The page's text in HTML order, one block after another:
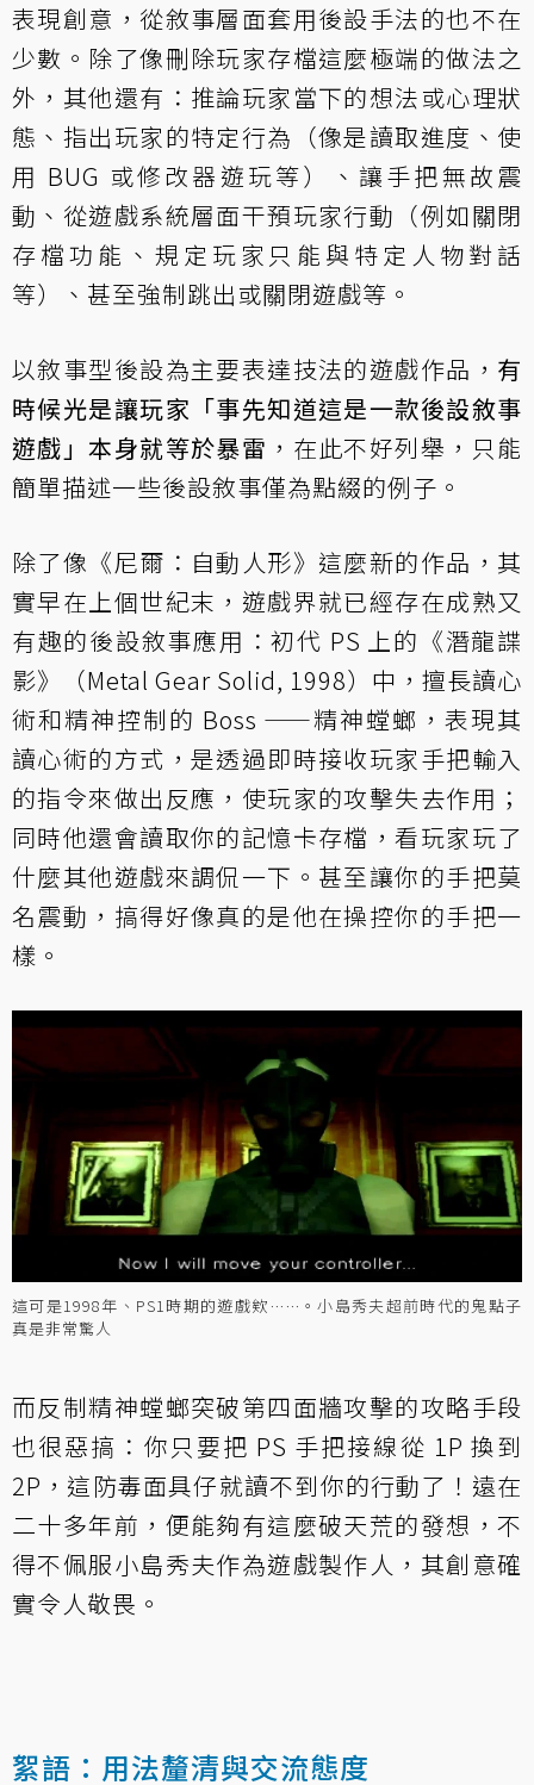
表現創意，從敘事層面套用後設手法的也不在
少數。除了像刪除玩家存檔這麼極端的做法之
外，其他還有：推論玩家當下的想法或心理狀
態、指出玩家的特定行為（像是讀取進度、使
用 BUG 或修改器遊玩等）、讓手把無故震
動、從遊戲系統層面干預玩家行動（例如關閉
存檔功能、規定玩家只能與特定人物對話
等）、甚至強制跳出或關閉遊戲等。
以敘事型後設為主要表達技法的遊戲作品， 有
時候光是讓玩家「事先知道這是一款後設敘事
遊戲」本身就等於暴雷 ，在此不好列舉，只能
簡單描述一些後設敘事僅為點綴的例子。
除了像《尼爾：自動人形》這麼新的作品，其
實早在上個世紀末，遊戲界就已經存在成熟又
有趣的後設敘事應用：初代 PS 上的《潛龍諜
影》（Metal Gear Solid, 1998）中，擅長讀心
術和精神控制的 Boss ——精神螳螂，表現其
讀心術的方式，是透過即時接收玩家手把輸入
的指令來做出反應，使玩家的攻擊失去作用；
同時他還會讀取你的記憶卡存檔，看玩家玩了
什麼其他遊戲來調侃一下。甚至讓你的手把莫
名震動，搞得好像真的是他在操控你的手把一
樣。
這可是1998年、PS1時期的遊戲欸……。小島秀夫超前時代的鬼點子
真是非常驚人
而反制精神螳螂突破第四面牆攻擊的攻略手段
也很惡搞：你只要把 PS 手把接線從 1P 換到
2P，這防毒面具仔就讀不到你的行動了！遠在
二十多年前，便能夠有這麼破天荒的發想，不
得不佩服小島秀夫作為遊戲製作人，其創意確
實令人敬畏。
絮語：用法釐清與交流態度